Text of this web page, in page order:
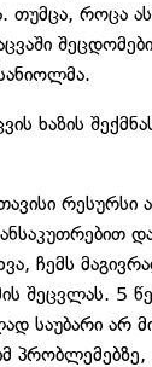
თუმცა, როცა
ხაზის
ჩემს
შეცვლას. 5
საუბარი არ
პრობლემებზე,